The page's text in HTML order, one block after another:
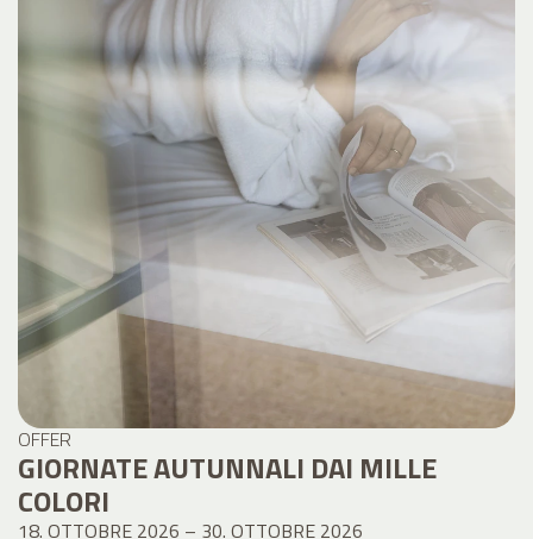
OFFER
GIORNATE AUTUNNALI DAI MILLE
COLORI
18. OTTOBRE 2026 – 30. OTTOBRE 2026